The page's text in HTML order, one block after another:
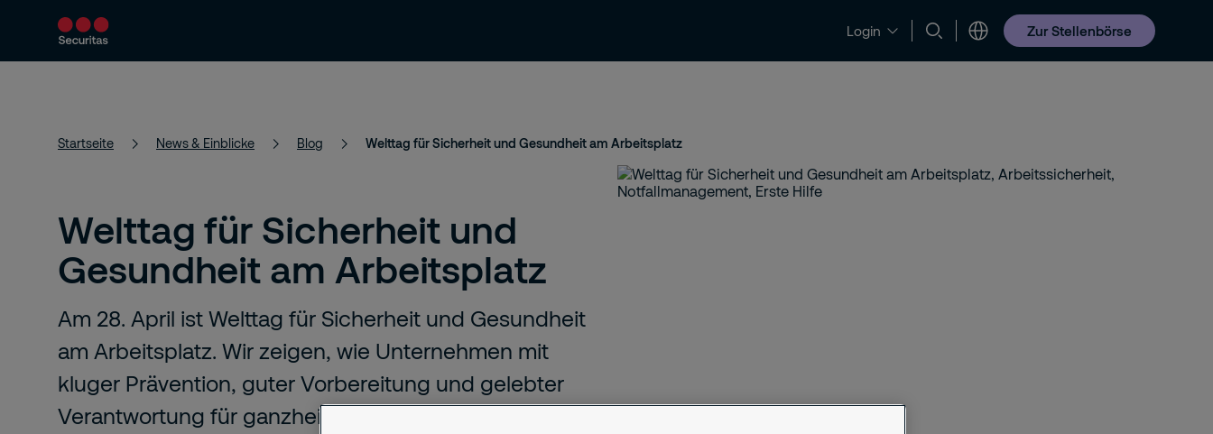
Login Zur Stellenbörse
Produkte & Services Sicherheitslösungen News & Einblicke Kontakt & Support Jobs & Karriere
Startseite News & Einblicke Blog Welttag für Sicherheit und Gesundheit am Arbeitsplatz
Welttag für Sicherheit und
Gesundheit am Arbeitsplatz
Am 28. April ist Welttag für Sicherheit und Gesundheit
am Arbeitsplatz. Wir zeigen, wie Unternehmen mit
kluger Prävention, guter Vorbereitung und gelebter
Verantwortung für ganzheitliche Sicherheit und